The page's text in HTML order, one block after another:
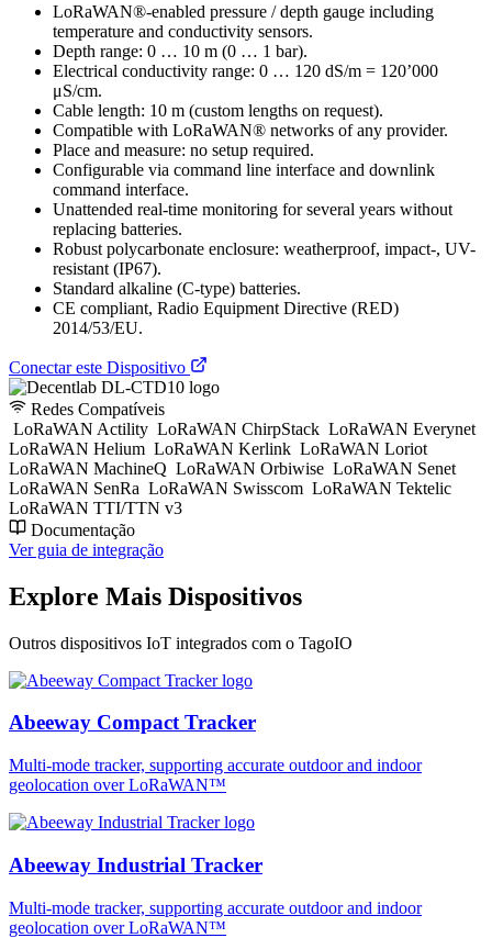
LoRaWAN®-enabled pressure / depth gauge including
temperature and conductivity sensors.
Depth range: 0 … 10 m (0 … 1 bar).
Electrical conductivity range: 0 … 120 dS/m = 120’000
μS/cm.
Cable length: 10 m (custom lengths on request).
Compatible with LoRaWAN® networks of any provider.
Place and measure: no setup required.
Configurable via command line interface and downlink
command interface.
Unattended real-time monitoring for several years without
replacing batteries.
Robust polycarbonate enclosure: weatherproof, impact-, UV-
resistant (IP67).
Standard alkaline (C-type) batteries.
CE compliant, Radio Equipment Directive (RED)
2014/53/EU.
Conectar este Dispositivo
Redes Compatíveis
LoRaWAN Actility LoRaWAN ChirpStack LoRaWAN Everynet
LoRaWAN Helium LoRaWAN Kerlink LoRaWAN Loriot
LoRaWAN MachineQ LoRaWAN Orbiwise LoRaWAN Senet
LoRaWAN SenRa LoRaWAN Swisscom LoRaWAN Tektelic
LoRaWAN TTI/TTN v3
Documentação
Ver guia de integração
Explore Mais Dispositivos
Outros dispositivos IoT integrados com o TagoIO
Abeeway Compact Tracker
Multi-mode tracker, supporting accurate outdoor and indoor
geolocation over LoRaWAN™
Abeeway Industrial Tracker
Multi-mode tracker, supporting accurate outdoor and indoor
geolocation over LoRaWAN™